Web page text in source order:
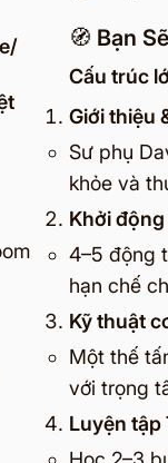
🧭 Bạn
Cấu trúc
Giới thiệu
Sư phụ
khỏe và
Khởi động
4–5 động
hạn chế
Kỹ thuật
Một thế
với trọng
Luyện tập